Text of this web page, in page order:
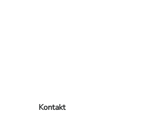
Kontakt